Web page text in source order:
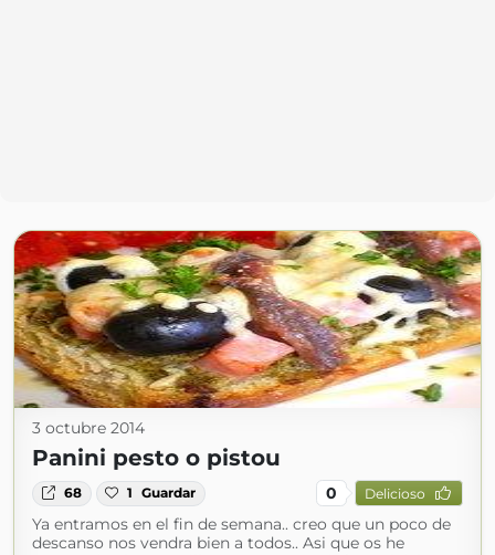
3 octubre 2014
Panini pesto o pistou
68 1 Guardar 0 Delicioso
Ya entramos en el fin de semana.. creo que un poco de
descanso nos vendra bien a todos.. Asi que os he